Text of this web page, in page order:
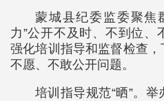
蒙城县纪委监委聚焦
力”公开不及时、不到位、
强化培训指导和监督检查，
不愿、不敢公开问题。
培训指导规范“晒”。